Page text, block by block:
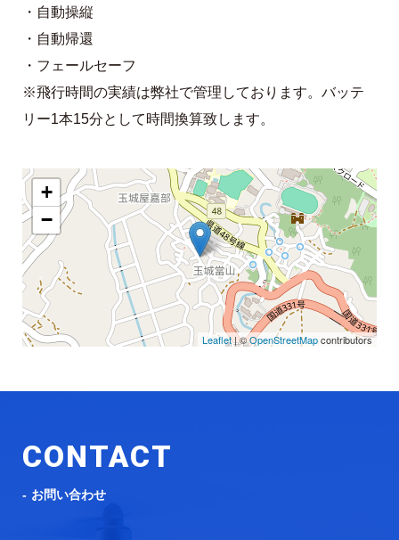
・自動操縦
・自動帰還
・フェールセーフ
※飛行時間の実績は弊社で管理しております。バッテ
リー1本15分として時間換算致します。
+
−
Leaflet| ©OpenStreetMapcontributors
CONTACT
お問い合わせ